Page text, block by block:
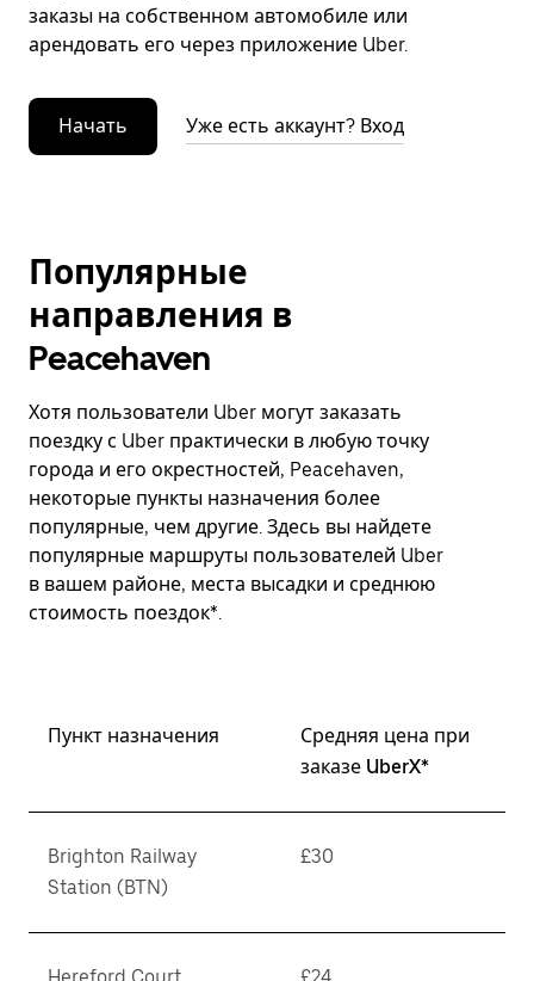
заказы на собственном автомобиле или
арендовать его через приложение Uber.
Начать Уже есть аккаунт? Вход
Популярные
направления в
Peacehaven
Хотя пользователи Uber могут заказать
поездку с Uber практически в любую точку
города и его окрестностей, Peacehaven,
некоторые пункты назначения более
популярные, чем другие. Здесь вы найдете
популярные маршруты пользователей Uber
в вашем районе, места высадки и среднюю
стоимость поездок*.
Пункт назначения
Средняя цена при
заказе UberX*
Brighton Railway
Station (BTN)
£30